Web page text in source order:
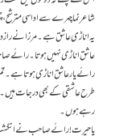
شاعر نما چہرے سے اداسی مترشح،
یہ اناڑی عاشق ہے۔ مرزا نے
عاشق اناڑی نہیں ہوتا۔ رائے
رائے یار عاشق اناڑی ہوتا
طرح عاشقی کے بھی درجات ہیں۔
رہے ہوں۔
یاحیرت! رائے صاحب نے